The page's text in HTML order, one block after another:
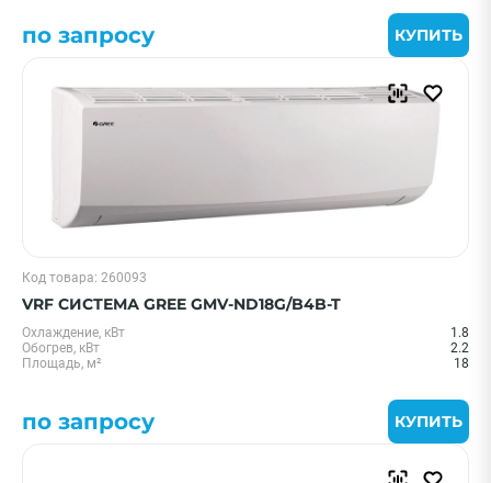
по запросу КУПИТЬ
Код товара: 260093
VRF СИСТЕМА GREE GMV-ND18G/B4B-T
Охлаждение, кВт
1.8
Обогрев, кВт
2.2
Площадь, м²
18
по запросу КУПИТЬ